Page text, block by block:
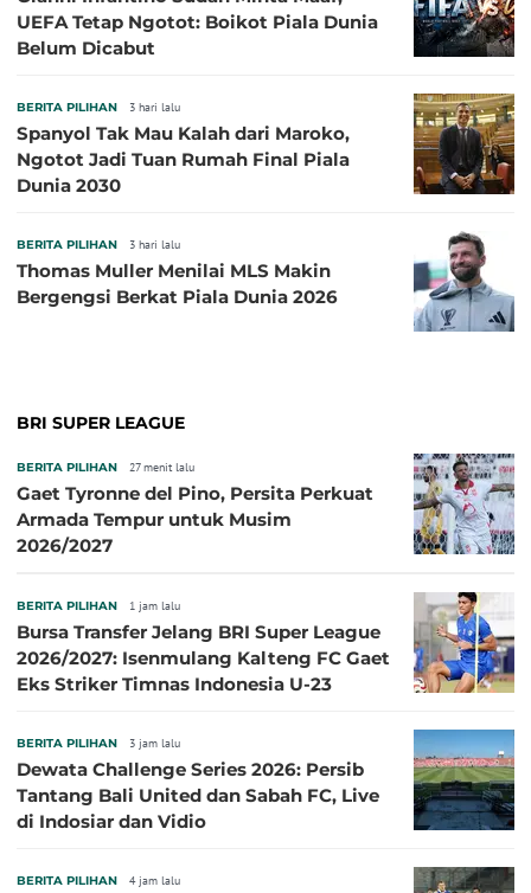
UEFA Tetap Ngotot: Boikot Piala Dunia
Belum Dicabut
BERITA PILIHAN 3 hari lalu
Spanyol Tak Mau Kalah dari Maroko,
Ngotot Jadi Tuan Rumah Final Piala
Dunia 2030
BERITA PILIHAN 3 hari lalu
Thomas Muller Menilai MLS Makin
Bergengsi Berkat Piala Dunia 2026
BRI SUPER LEAGUE
BERITA PILIHAN 27 menit lalu
Gaet Tyronne del Pino, Persita Perkuat
Armada Tempur untuk Musim
2026/2027
BERITA PILIHAN 1 jam lalu
Bursa Transfer Jelang BRI Super League
2026/2027: Isenmulang Kalteng FC Gaet
Eks Striker Timnas Indonesia U-23
BERITA PILIHAN 3 jam lalu
Dewata Challenge Series 2026: Persib
Tantang Bali United dan Sabah FC, Live
di Indosiar dan Vidio
BERITA PILIHAN 4 jam lalu